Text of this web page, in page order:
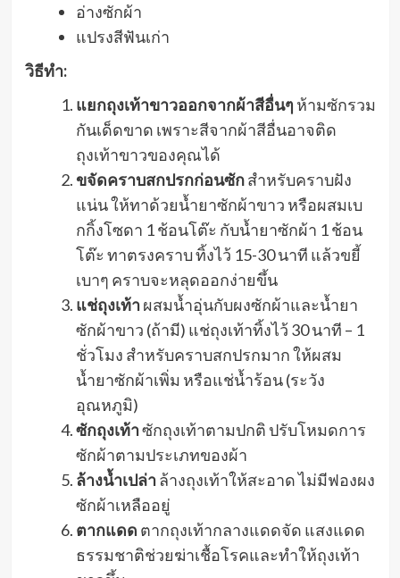
อ่างซักผ้า
แปรงสีฟันเก่า
วิธีทำ:
แยกถุงเท้าขาวออกจากผ้าสีอื่นๆ ห้ามซักรวม
กันเด็ดขาด เพราะสีจากผ้าสีอื่นอาจติด
ถุงเท้าขาวของคุณได้
ขจัดคราบสกปรกก่อนซักสำหรับคราบฝัง
แน่น ให้ทาด้วยน้ำยาซักผ้าขาว หรือผสมเบ
กกิ้งโซดา 1 ช้อนโต๊ะ กับน้ำยาซักผ้า 1 ช้อน
โต๊ะ ทาตรงคราบ ทิ้งไว้ 15-30 นาที แล้วขยี้
เบาๆ คราบจะหลุดออกง่ายขึ้น
แช่ถุงเท้าผสมน้ำอุ่นกับผงซักผ้าและน้ำยา
ซักผ้าขาว (ถ้ามี) แช่ถุงเท้าทิ้งไว้ 30 นาที – 1
ชั่วโมง สำหรับคราบสกปรกมาก ให้ผสม
น้ำยาซักผ้าเพิ่ม หรือแช่น้ำร้อน (ระวัง
อุณหภูมิ)
ซักถุงเท้าซักถุงเท้าตามปกติ ปรับโหมดการ
ซักผ้าตามประเภทของผ้า
ล้างน้ำเปล่าล้างถุงเท้าให้สะอาด ไม่มีฟองผง
ซักผ้าเหลืออยู่
ตากแดด ตากถุงเท้ากลางแดดจัด แสงแดด
ธรรมชาติช่วยฆ่าเชื้อโรคและทำให้ถุงเท้า